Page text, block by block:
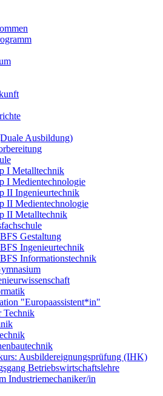
Ausbildung)
I Metalltechnik
I Medientechnologie
II Ingenieurtechnik
II Medientechnologie
II Metalltechnik
Gestaltung
Ingenieurtechnik
Informationstechnik
"Europaassistent*in"
Technik
Ausbildereignungsprüfung (IHK)
Betriebswirtschaftslehre
Industriemechaniker/in